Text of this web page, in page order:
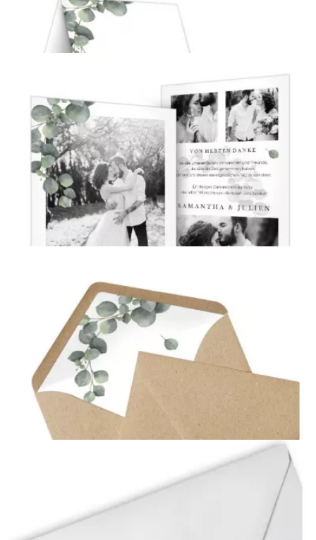
Tischkarten
{farbicons}
Danksagungskarte zur Hochzeit